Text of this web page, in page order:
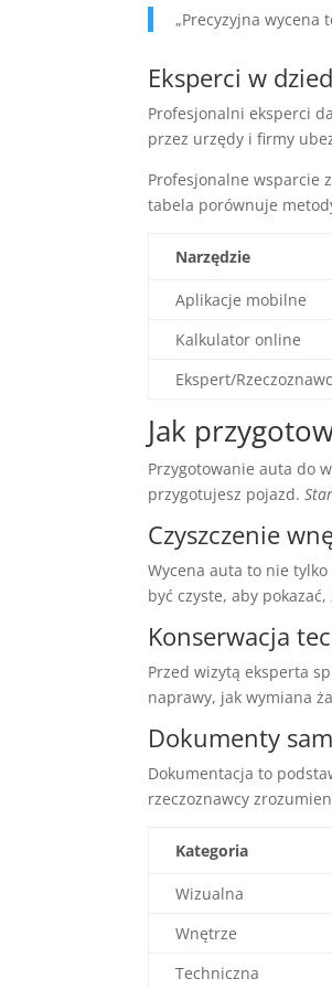
„Precyzyjna
Eksperci w
Profesjonalni eksperci
przez urzędy i firmy
Profesjonalne wsparcie
tabela porównuje
Narzędzie
Aplikacje mobilne
Kalkulator online
Ekspert/
Jak
Przygotowanie auta do
przygotujesz pojazd.
Czyszczenie
Wycena auta to nie
być czyste, aby
Konserwacja
Przed wizytą eksperta
naprawy, jak wymiana
Dokumenty
Dokumentacja to
rzeczoznawcy
Kategoria
Wizualna
Wnętrze
Techniczna